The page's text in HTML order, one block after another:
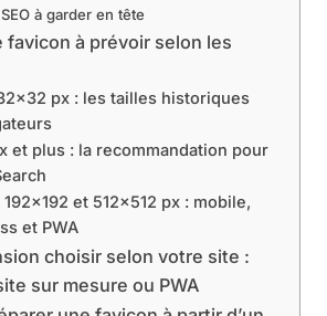
à garder en tête
favicon à prévoir selon les
px : les tailles historiques
et plus : la recommandation pour
192×192 et 512×512 px : mobile,
et PWA
choisir selon votre site :
sur mesure ou PWA